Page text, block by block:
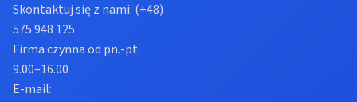
Skontaktuj się z nami: (+48)
575 948 125
Firma czynna od pn.-pt.
9.00–16.00
E-mail: